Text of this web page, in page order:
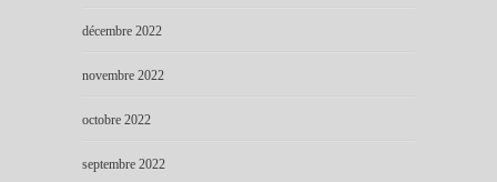
décembre 2022
novembre 2022
octobre 2022
septembre 2022